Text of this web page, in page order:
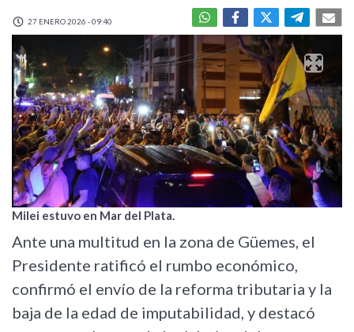
27 ENERO 2026 - 09:40
Milei estuvo en Mar del Plata.
Ante una multitud en la zona de Güemes, el
Presidente ratificó el rumbo económico,
confirmó el envío de la reforma tributaria y la
baja de la edad de imputabilidad, y destacó